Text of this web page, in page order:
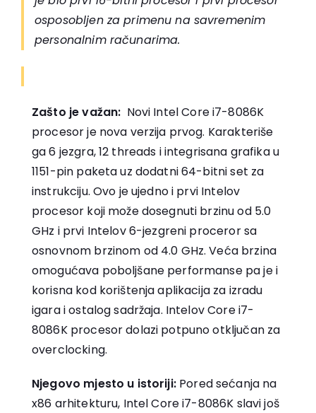
osposobljen za primenu na savremenim
personalnim računarima.
Zašto je važan: Novi Intel Core i7-8086K
procesor je nova verzija prvog. Karakteriše
ga 6 jezgra, 12 threads i integrisana grafika u
1151-pin paketa uz dodatni 64-bitni set za
instrukciju. Ovo je ujedno i prvi Intelov
procesor koji može dosegnuti brzinu od 5.0
GHz i prvi Intelov 6-jezgreni proceror sa
osnovnom brzinom od 4.0 GHz. Veća brzina
omogućava poboljšane performanse pa je i
korisna kod korištenja aplikacija za izradu
igara i ostalog sadržaja. Intelov Core i7-
8086K procesor dolazi potpuno otključan za
overclocking.
Njegovo mjesto u istoriji:Pored sećanja na
x86 arhitekturu, Intel Core i7-8086K slavi još